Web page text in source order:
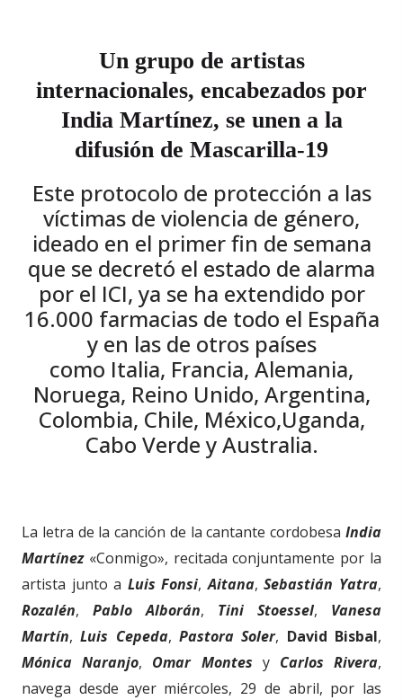
Un grupo de artistas
internacionales, encabezados por
India Martínez, se unen a la
difusión de Mascarilla-19
Este protocolo de protección a las
víctimas de violencia de género,
ideado en el primer fin de semana
que se decretó el estado de alarma
por el ICI, ya se ha extendido por
16.000 farmacias de todo el España
y en las de otros países
como Italia, Francia, Alemania,
Noruega, Reino Unido, Argentina,
Colombia, Chile, México,Uganda,
Cabo Verdey Australia.
La letra de la canción de la cantantecordobesa India
Martínez«Conmigo», recitada conjuntamente por la
artista junto a Luis Fonsi,Aitana,Sebastián Yatra,
Rozalén, Pablo Alborán, Tini Stoessel, Vanesa
Martín,Luis Cepeda,Pastora Soler, David Bisbal,
Mónica Naranjo, Omar Montes y Carlos Rivera,
navega desde ayer miércoles, 29 de abril, por las